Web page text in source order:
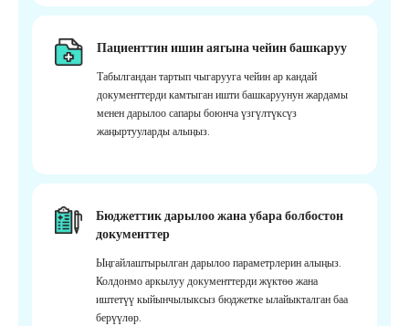
Пациенттин ишин аягына чейин башкаруу
Табылгандан тартып чыгарууга чейин ар кандай
документтерди камтыган ишти башкаруунун жардамы
менен дарылоо сапары боюнча үзгүлтүксүз
жаңыртууларды алыңыз.
Бюджеттик дарылоо жана убара болбостон
документтер
Ыңгайлаштырылган дарылоо параметрлерин алыңыз.
Колдонмо аркылуу документтерди жүктөө жана
иштетүү кыйынчылыксыз бюджетке ылайыкталган баа
берүүлөр.